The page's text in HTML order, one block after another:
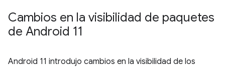
Cambios en la visibilidad de paquetes
de Android 11
Android 11 introdujo cambios en la visibilidad de los